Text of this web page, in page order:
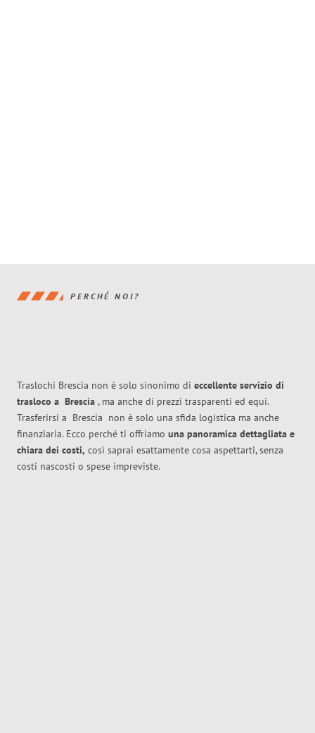
PERCHÉ NOI?
Traslochi Brescia non è solo sinonimo di eccellente servizio di
trasloco a Brescia , ma anche di prezzi trasparenti ed equi.
Trasferirsi a Brescia non è solo una sfida logistica ma anche
finanziaria. Ecco perché ti offriamo una panoramica dettagliata e
chiara dei costi, così saprai esattamente cosa aspettarti, senza
costi nascosti o spese impreviste.